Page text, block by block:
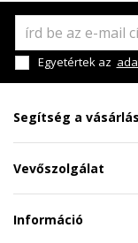
Egyetértek az
Segítség a
Vevőszolgálat
Információ